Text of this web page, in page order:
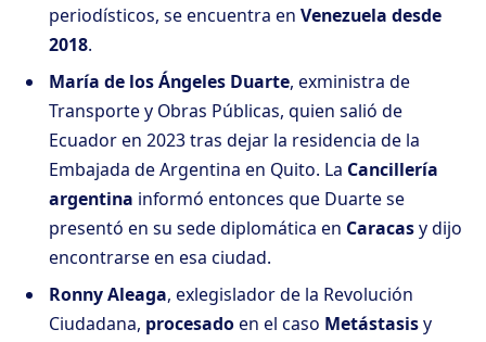
periodísticos, se encuentra en Venezuela desde
2018.
María de los Ángeles Duarte, exministra de
Transporte y Obras Públicas, quien salió de
Ecuador en 2023 tras dejar la residencia de la
Embajada de Argentina en Quito. La Cancillería
argentina informó entonces que Duarte se
presentó en su sede diplomática en Caracasy dijo
encontrarse en esa ciudad.
Ronny Aleaga, exlegislador de la Revolución
Ciudadana, procesadoen el caso Metástasisy